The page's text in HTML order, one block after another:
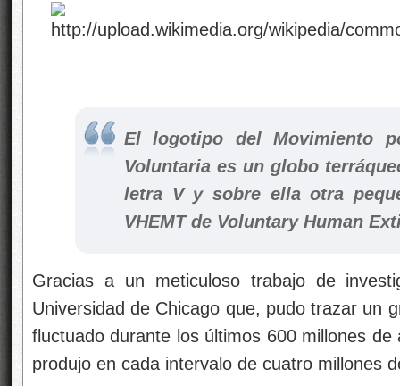
El logotipo del Movimiento
Voluntaria es un globo
letra V y sobre ella otra
VHEMT de Voluntary Human
Gracias a un meticuloso trabajo de
Universidad de Chicago que, pudo trazar un
fluctuado durante los últimos 600 millones
produjo en cada intervalo de cuatro millones